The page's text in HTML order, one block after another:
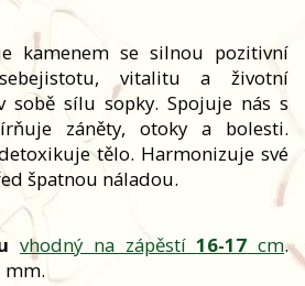
kamenem se silnou pozitivní
vitalitu a životní
sobě sílu sopky. Spojuje nás s
záněty, otoky a bolesti.
tělo. Harmonizuje své
špatnou náladou.
vhodný na zápěstí16-17 cm.
mm.